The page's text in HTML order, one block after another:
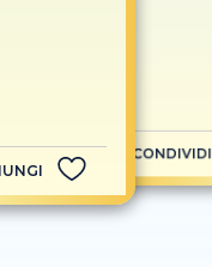
CONDIVIDI